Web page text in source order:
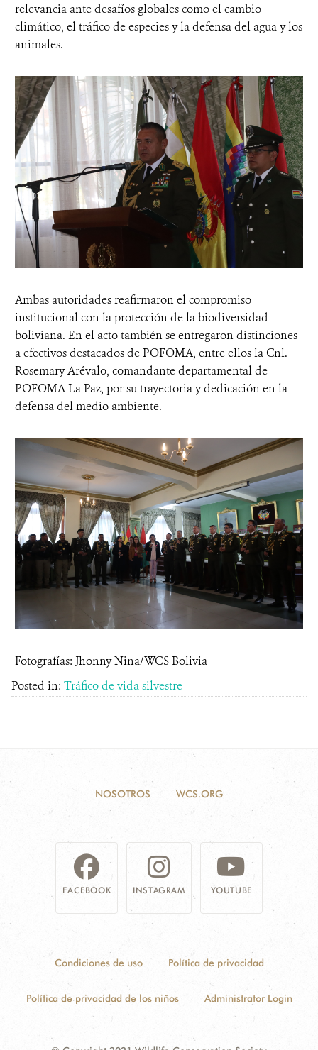
relevancia ante desafíos globales como el cambio
climático, el tráfico de especies y la defensa del agua y los
animales.
Ambas autoridades reafirmaron el compromiso
institucional con la protección de la biodiversidad
boliviana. En el acto también se entregaron distinciones
a efectivos destacados de POFOMA, entre ellos la Cnl.
Rosemary Arévalo, comandante departamental de
POFOMA La Paz, por su trayectoria y dedicación en la
defensa del medio ambiente.
Fotografías: Jhonny Nina/WCS Bolivia
Posted in: Tráfico de vida silvestre
NOSOTROS WCS.ORG
FACEBOOK INSTAGRAM YOUTUBE
Condiciones de uso Política de privacidad
Política de privacidad de los niños Administrator Login